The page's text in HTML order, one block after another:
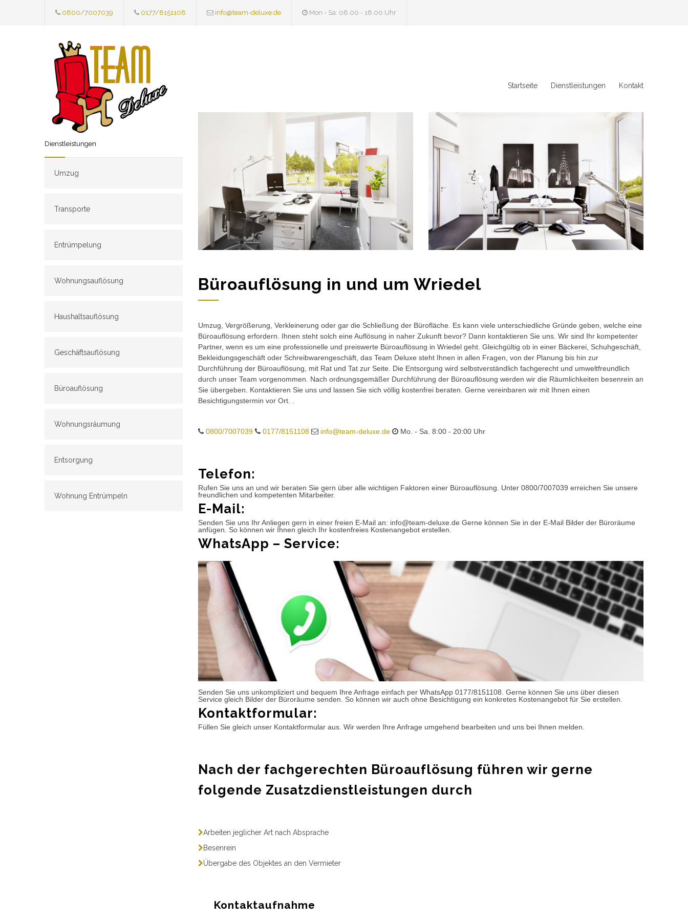
0800/7007039 0177/8151108 info@team-deluxe.de Mon - Sa: 08.00 - 18.00 Uhr
Startseite Dienstleistungen Kontakt
Dienstleistungen
Umzug
Transporte
Entrümpelung
Wohnungsauflösung
Haushaltsauflösung
Geschäftsauflösung
Büroauflösung
Wohnungsräumung
Entsorgung
Wohnung Entrümpeln
Büroauflösung in und um Wriedel
Umzug, Vergrößerung, Verkleinerung oder gar die Schließung der Bürofläche. Es kann viele unterschiedliche Gründe geben, welche eine
Büroauflösung erfordern. Ihnen steht solch eine Auflösung in naher Zukunft bevor? Dann kontaktieren Sie uns. Wir sind Ihr kompetenter
Partner, wenn es um eine professionelle und preiswerte Büroauflösung in Wriedel geht. Gleichgültig ob in einer Bäckerei, Schuhgeschäft,
Bekleidungsgeschäft oder Schreibwarengeschäft, das Team Deluxe steht Ihnen in allen Fragen, von der Planung bis hin zur
Durchführung der Büroauflösung, mit Rat und Tat zur Seite. Die Entsorgung wird selbstverständlich fachgerecht und umweltfreundlich
durch unser Team vorgenommen. Nach ordnungsgemäßer Durchführung der Büroauflösung werden wir die Räumlichkeiten besenrein an
Sie übergeben. Kontaktieren Sie uns und lassen Sie sich völlig kostenfrei beraten. Gerne vereinbaren wir mit Ihnen einen
Besichtigungstermin vor Ort. .
0800/7007039 0177/8151108 info@team-deluxe.de Mo. - Sa. 8:00 - 20:00 Uhr
Telefon:
Rufen Sie uns an und wir beraten Sie gern über alle wichtigen Faktoren einer Büroauflösung. Unter 0800/7007039 erreichen Sie unsere
freundlichen und kompetenten Mitarbeiter.
E-Mail:
Senden Sie uns Ihr Anliegen gern in einer freien E-Mail an: info@team-deluxe.de Gerne können Sie in der E-Mail Bilder der Büroräume
anfügen. So können wir Ihnen gleich Ihr kostenfreies Kostenangebot erstellen.
WhatsApp – Service:
Senden Sie uns unkompliziert und bequem Ihre Anfrage einfach per WhatsApp 0177/8151108. Gerne können Sie uns über diesen
Service gleich Bilder der Büroräume senden. So können wir auch ohne Besichtigung ein konkretes Kostenangebot für Sie erstellen.
Kontaktformular:
Füllen Sie gleich unser Kontaktformular aus. Wir werden Ihre Anfrage umgehend bearbeiten und uns bei Ihnen melden.
Nach der fachgerechten Büroauflösung führen wir gerne
folgende Zusatzdienstleistungen durch
Arbeiten jeglicher Art nach Absprache
Besenrein
Übergabe des Objektes an den Vermieter
Kontaktaufnahme